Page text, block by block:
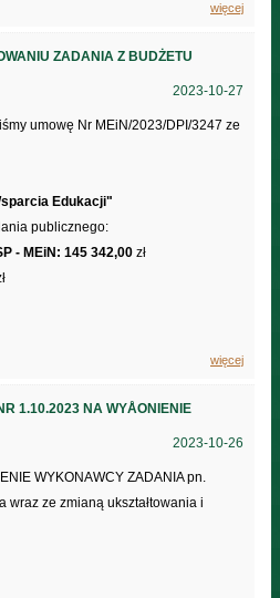
więcej
ZADANIA Z BUDŻETU
2023-10-27
umowę Nr MEiN/2023/DPI/3247 ze
Edukacji"
publicznego:
- MEiN: 145 342,00 zł
więcej
1.10.2023 NA WYÅONIENIE
2023-10-26
WYKONAWCY ZADANIA pn.
ze zmianą ukształtowania i